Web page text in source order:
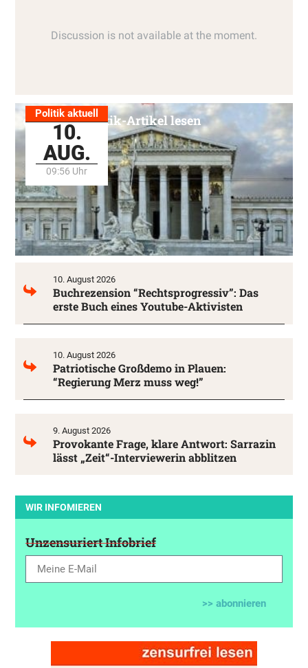
Politik aktuell
10.
AUG.
09:56 Uhr
Alle Politik-Artikel lesen
10. August 2026
Buchrezension “Rechtsprogressiv”: Das
erste Buch eines Youtube-Aktivisten
10. August 2026
Patriotische Großdemo in Plauen:
“Regierung Merz muss weg!”
9. August 2026
Provokante Frage, klare Antwort: Sarrazin
lässt „Zeit“-Interviewerin abblitzen
WIR INFOMIEREN
Unzensuriert Infobrief
>> abonnieren